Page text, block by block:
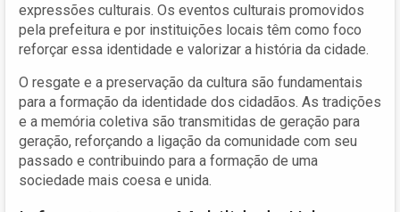
expressões culturais. Os eventos culturais promovidos
pela prefeitura e por instituições locais têm como foco
reforçar essa identidade e valorizar a história da cidade.
O resgate e a preservação da cultura são fundamentais
para a formação da identidade dos cidadãos. As tradições
e a memória coletiva são transmitidas de geração para
geração, reforçando a ligação da comunidade com seu
passado e contribuindo para a formação de uma
sociedade mais coesa e unida.